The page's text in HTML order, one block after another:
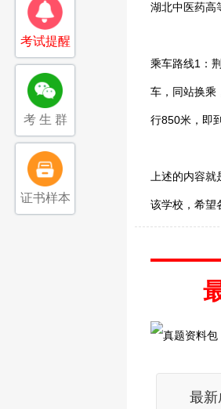
湖北中医药高
乘车路线1：
车，同站换乘
行850米，即
上述的内容就
该学校，希望
最
考试提醒
考 生 群
证书样本